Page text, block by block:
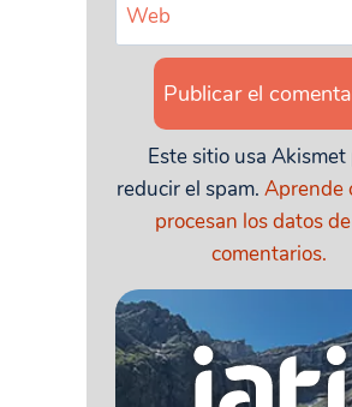
Web
Este sitio usa Akismet
reducir el spam. Aprende
procesan los datos
comentarios.